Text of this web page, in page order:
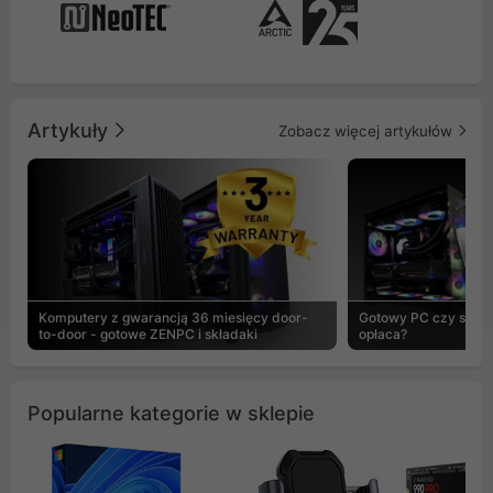
Artykuły Zobacz więcej artykułów
Komputery z gwarancją 36 miesięcy door-
to-door - gotowe ZENPC i składaki
Gotowy PC czy
opłaca?
Popularne kategorie w sklepie